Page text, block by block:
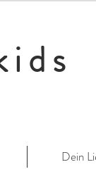
Dein